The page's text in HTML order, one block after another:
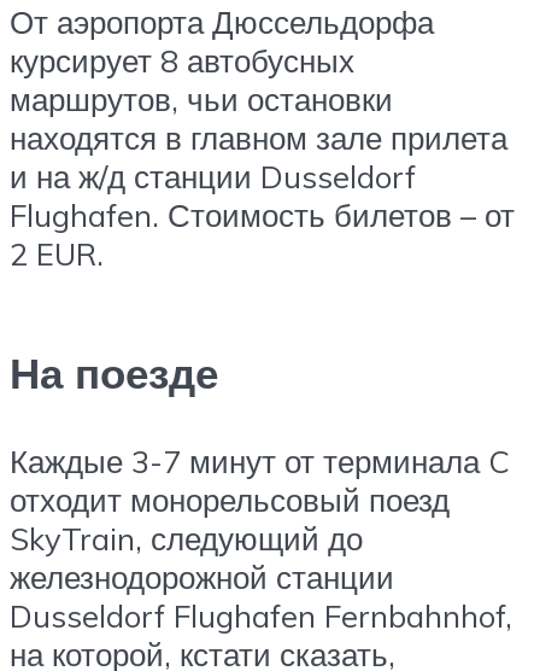
От аэропорта Дюссельдорфа
курсирует 8 автобусных
маршрутов, чьи остановки
находятся в главном зале прилета
и на ж/д станции Dusseldorf
Flughafen. Стоимость билетов – от
2 EUR.
На поезде
Каждые 3-7 минут от терминала C
отходит монорельсовый поезд
SkyTrain, следующий до
железнодорожной станции
Dusseldorf Flughafen Fernbahnhof,
на которой, кстати сказать,